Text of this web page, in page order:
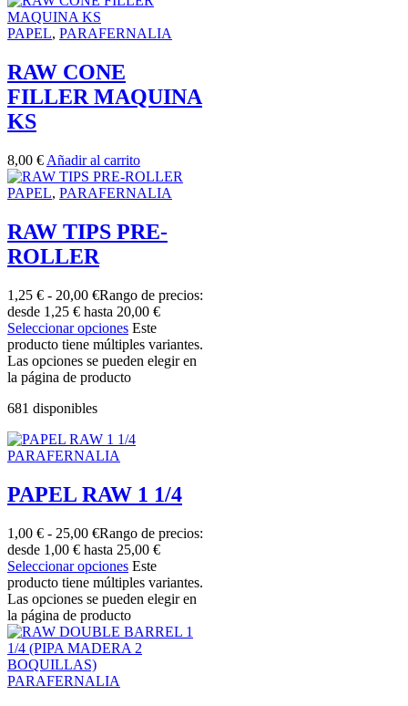
PAPEL, PARAFERNALIA
RAW CONE
FILLER MAQUINA
KS
8,00 € Añadir al carrito
PAPEL, PARAFERNALIA
RAW TIPS PRE-
ROLLER
1,25 € - 20,00 €Rango de precios:
desde 1,25 € hasta 20,00 €
Seleccionar opciones Este
producto tiene múltiples variantes.
Las opciones se pueden elegir en
la página de producto
681 disponibles
PARAFERNALIA
PAPEL RAW 1 1/4
1,00 € - 25,00 €Rango de precios:
desde 1,00 € hasta 25,00 €
Seleccionar opciones Este
producto tiene múltiples variantes.
Las opciones se pueden elegir en
la página de producto
PARAFERNALIA